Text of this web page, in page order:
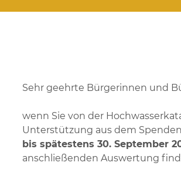
Sehr geehrte Bürgerinnen und
wenn Sie von der
Unterstützung aus dem
bis spätestens 30. September
anschließenden Auswertung